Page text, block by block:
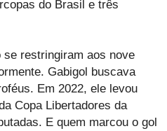
do Brasil e três
restringiram aos nove
Gabigol buscava
Em 2022, ele levou
Copa Libertadores da
E quem marcou o gol